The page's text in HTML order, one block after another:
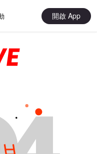
開啟 App